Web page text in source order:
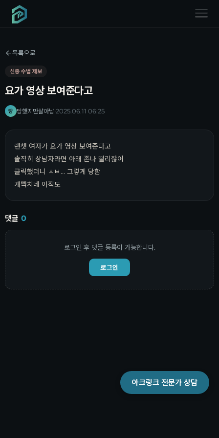
menu
목록으로
신종 수법 제보
요가 영상 보여준다고
당 당했지만살아남·2025.06.11 06:25
랜챗 여자가 요가 영상 보여준다고
솔직히 상남자라면 아래 존나 떨리잖어
클릭했더니 ㅅㅂ... 그렇게 당함
개빡치네 아직도
댓글 0
로그인 후 댓글 등록이 가능합니다.
로그인
아크링크 전문가 상담